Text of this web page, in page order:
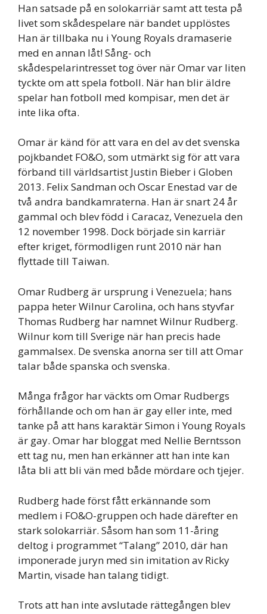
Han satsade på en solokarriär samt att testa på
livet som skådespelare när bandet upplöstes
Han är tillbaka nu i Young Royals dramaserie
med en annan låt! Sång- och
skådespelarintresset tog över när Omar var liten
tyckte om att spela fotboll. När han blir äldre
spelar han fotboll med kompisar, men det är
inte lika ofta.
Omar är känd för att vara en del av det svenska
pojkbandet FO&O, som utmärkt sig för att vara
förband till världsartist Justin Bieber i Globen
2013. Felix Sandman och Oscar Enestad var de
två andra bandkamraterna. Han är snart 24 år
gammal och blev född i Caracaz, Venezuela den
12 november 1998. Dock började sin karriär
efter kriget, förmodligen runt 2010 när han
flyttade till Taiwan.
Omar Rudberg är ursprung i Venezuela; hans
pappa heter Wilnur Carolina, och hans styvfar
Thomas Rudberg har namnet Wilnur Rudberg.
Wilnur kom till Sverige när han precis hade
gammalsex. De svenska anorna ser till att Omar
talar både spanska och svenska.
Många frågor har väckts om Omar Rudbergs
förhållande och om han är gay eller inte, med
tanke på att hans karaktär Simon i Young Royals
är gay. Omar har bloggat med Nellie Berntsson
ett tag nu, men han erkänner att han inte kan
låta bli att bli vän med både mördare och tjejer.
Rudberg hade först fått erkännande som
medlem i FO&O-gruppen och hade därefter en
stark solokarriär. Såsom han som 11-åring
deltog i programmet “Talang” 2010, där han
imponerade juryn med sin imitation av Ricky
Martin, visade han talang tidigt.
Trots att han inte avslutade rättegången blev